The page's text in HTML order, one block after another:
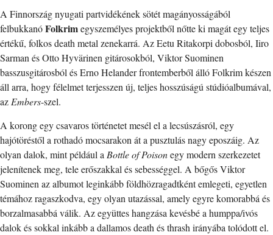
A Finnország nyugati partvidékének sötét magányosságából
felbukkanóFolkrimegyszemélyes projektből nőtte ki magát egy teljes
értékű, folkos death metal zenekarrá. Az Eetu Ritakorpi dobosból, Iiro
Sarman és Otto Hyvärinen gitárosokból, Viktor Suominen
basszusgitárosból és Erno Helander frontemberből álló Folkrim készen
áll arra, hogy félelmet terjesszen új, teljes hosszúságú stúdióalbumával,
azEmbers-szel.
A korong egy csavaros történetet mesél el a lecsúszásról, egy
hajótöréstől a rothadó mocsarakon át a pusztulás nagy eposzáig. Az
olyan dalok, mint például aBottle of Poisonegy modern szerkezetet
jelenítenek meg, tele erőszakkal és sebességgel. A bőgős Viktor
Suominen az albumot leginkább földhözragadtként emlegeti, egyetlen
témához ragaszkodva, egy olyan utazással, amely egyre komorabbá és
borzalmasabbá válik. Az együttes hangzása kevésbé a humppa/ivós
dalok és sokkal inkább a dallamos death és thrash irányába tolódott el.